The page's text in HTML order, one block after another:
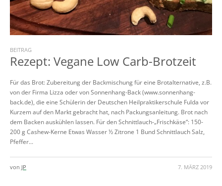
BEITRAG
Rezept: Vegane Low Carb-Brotzeit
Für das Brot: Zubereitung der Backmischung für eine Brotalternative, z.B.
von der Firma Lizza oder von Sonnenhang-Back (www.sonnenhang-
back.de), die eine Schülerin der Deutschen Heilpraktikerschule Fulda vor
Kurzem auf den Markt gebracht hat, nach Packungsanleitung. Brot nach
dem Backen auskühlen lassen. Für den Schnittlauch-„Frischkäse“: 150-
200 g Cashew-Kerne Etwas Wasser ½ Zitrone 1 Bund Schnittlauch Salz,
Pfeffer...
7. MÄRZ 2019
von JP